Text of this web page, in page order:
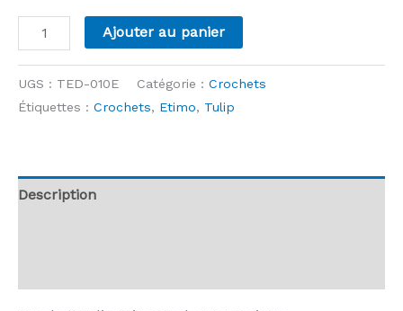
quantité
de
Etimo
Soft
Ajouter au panier
UGS : TED-010E Catégorie : Crochets
Étiquettes : Crochets, Etimo, Tulip
Description